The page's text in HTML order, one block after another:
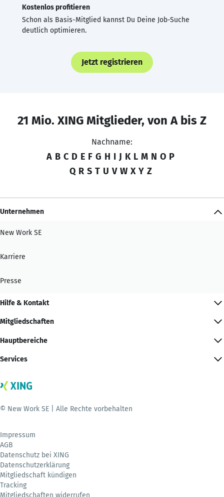
Kostenlos profitieren
Schon als Basis-Mitglied kannst Du Deine Job-Suche
deutlich optimieren.
Jetzt registrieren
21 Mio. XING Mitglieder, von A bis Z
Nachname:
A B C D E F G H I J K L M N O P
Q R S T U V W X Y Z
Unternehmen
New Work SE
Karriere
Presse
Hilfe & Kontakt
Mitgliedschaften
Hauptbereiche
Services
© New Work SE | Alle Rechte vorbehalten
Impressum
AGB
Datenschutz bei XING
Datenschutzerklärung
Mitgliedschaft kündigen
Tracking
Mitgliedschaften widerrufen